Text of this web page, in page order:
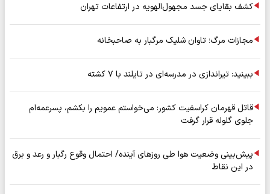
کشف بقایای جسد مجهول‌الهویه در ارتفاعات تهران
مجازات مرگ؛ تاوان شلیک مرگبار به صاحبخانه
ببینید: تیراندازی در مدرسه‌ای در تایلند با ۷ کشته
قاتل قهرمان کراسفیت کشور: می‌خواستم عمویم را بکشم، پسرعمه‌ام
جلوی گلوله قرار گرفت
پیش‌بینی وضعیت هوا طی روزهای آینده/ احتمال وقوع رگبار و رعد و برق
در این نقاط